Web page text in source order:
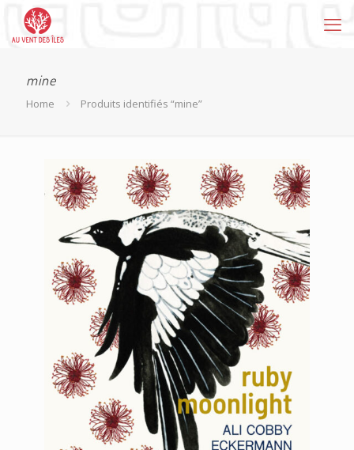
mine
Home Produits identifiés “mine”